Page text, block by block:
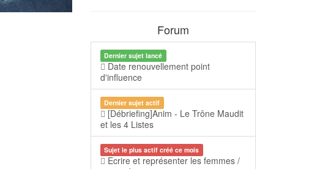
Forum
Dernier sujet lancé
Date renouvellement point
d'influence
Dernier sujet actif
[Débriefing]Anim - Le Trône Maudit
et les 4 Listes
Sujet le plus actif créé ce mois
Ecrire et représenter les femmes /